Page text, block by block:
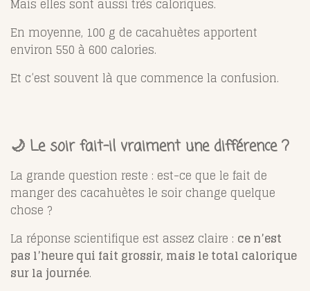
Mais elles sont aussi très caloriques.
En moyenne, 100 g de cacahuètes apportent
environ 550 à 600 calories.
Et c’est souvent là que commence la confusion.
🌙 Le soir fait-il vraiment une différence ?
La grande question reste : est-ce que le fait de
manger des cacahuètes le soir change quelque
chose ?
La réponse scientifique est assez claire : ce n’est
pas l’heure qui fait grossir, mais le total calorique
sur la journée.